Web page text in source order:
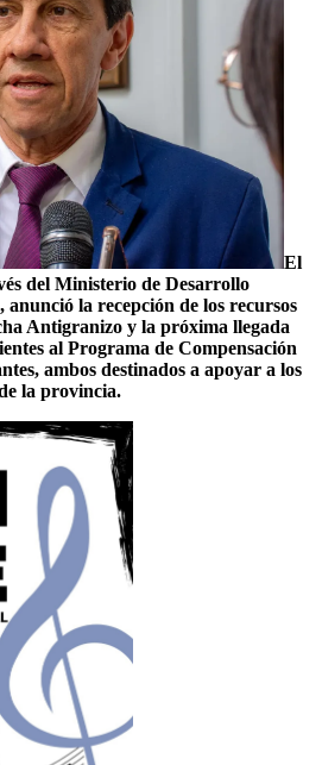
El
del Ministerio de Desarrollo
la recepción de los recursos
Antigranizo y la próxima llegada
al Programa de Compensación
ambos destinados a apoyar a los
la provincia.